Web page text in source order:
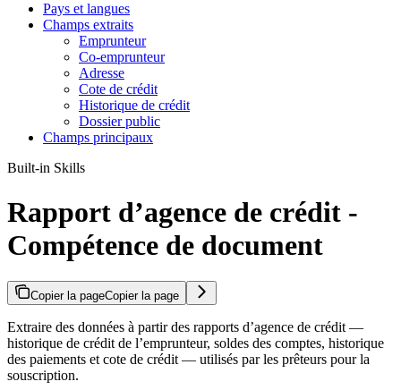
Pays et langues
Champs extraits
Emprunteur
Co-emprunteur
Adresse
Cote de crédit
Historique de crédit
Dossier public
Champs principaux
Built-in Skills
Rapport d’agence de crédit -
Compétence de document
Copier la pageCopier la page
Extraire des données à partir des rapports d’agence de crédit —
historique de crédit de l’emprunteur, soldes des comptes, historique
des paiements et cote de crédit — utilisés par les prêteurs pour la
souscription.